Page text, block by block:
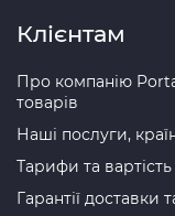
Клієнтам
Про компанію
товарів
Наші послуги,
Тарифи та
Гарантії доставки